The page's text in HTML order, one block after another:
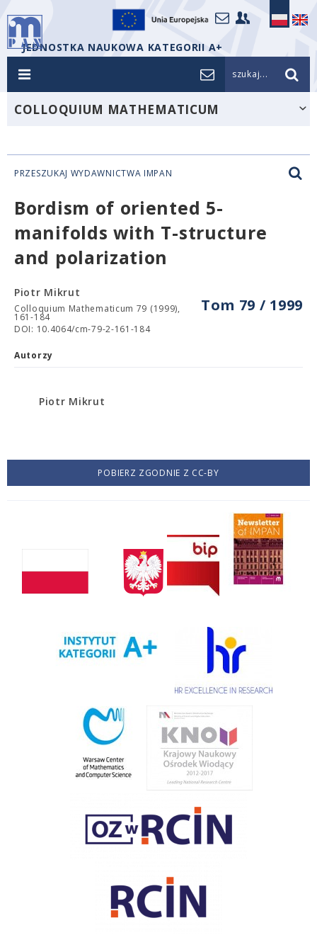
JEDNOSTKA NAUKOWA KATEGORII A+
szukaj...
COLLOQUIUM MATHEMATICUM
PRZESZUKAJ WYDAWNICTWA IMPAN
Bordism of oriented 5-
manifolds with T-structure
and polarization
Tom 79 / 1999
Piotr Mikrut
Colloquium Mathematicum 79 (1999),
161-184
DOI: 10.4064/cm-79-2-161-184
Autorzy
Piotr Mikrut
POBIERZ ZGODNIE Z CC-BY